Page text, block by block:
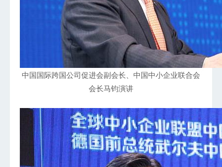
中国国际跨国公司促进会副会长、中国中小企业联合会
会长马钧演讲